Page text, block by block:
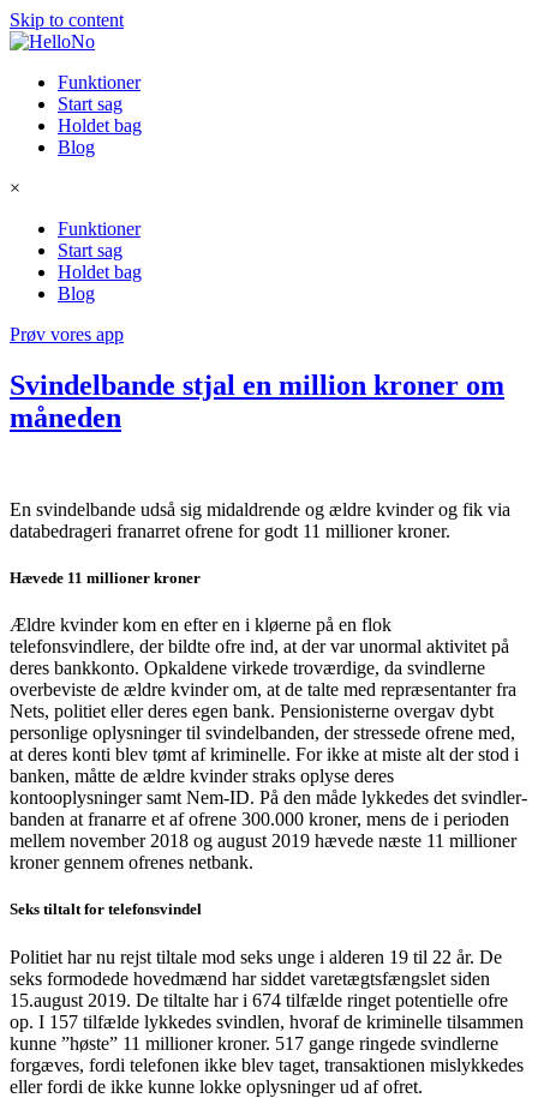
Skip to content
Funktioner
Start sag
Holdet bag
Blog
×
Funktioner
Start sag
Holdet bag
Blog
Prøv vores app
Svindelbande stjal en million kroner om
måneden
En svindelbande udså sig midaldrende og ældre kvinder og fik via
databedrageri franarret ofrene for godt 11 millioner kroner.
Hævede 11 millioner kroner
Ældre kvinder kom en efter en i kløerne på en flok
telefonsvindlere, der bildte ofre ind, at der var unormal aktivitet på
deres bankkonto. Opkaldene virkede troværdige, da svindlerne
overbeviste de ældre kvinder om, at de talte med repræsentanter fra
Nets, politiet eller deres egen bank. Pensionisterne overgav dybt
personlige oplysninger til svindelbanden, der stressede ofrene med,
at deres konti blev tømt af kriminelle. For ikke at miste alt der stod i
banken, måtte de ældre kvinder straks oplyse deres
kontooplysninger samt Nem-ID. På den måde lykkedes det svindler-
banden at franarre et af ofrene 300.000 kroner, mens de i perioden
mellem november 2018 og august 2019 hævede næste 11 millioner
kroner gennem ofrenes netbank.
Seks tiltalt for telefonsvindel
Politiet har nu rejst tiltale mod seks unge i alderen 19 til 22 år. De
seks formodede hovedmænd har siddet varetægtsfængslet siden
15.august 2019. De tiltalte har i 674 tilfælde ringet potentielle ofre
op. I 157 tilfælde lykkedes svindlen, hvoraf de kriminelle tilsammen
kunne ”høste” 11 millioner kroner. 517 gange ringede svindlerne
forgæves, fordi telefonen ikke blev taget, transaktionen mislykkedes
eller fordi de ikke kunne lokke oplysninger ud af ofret.